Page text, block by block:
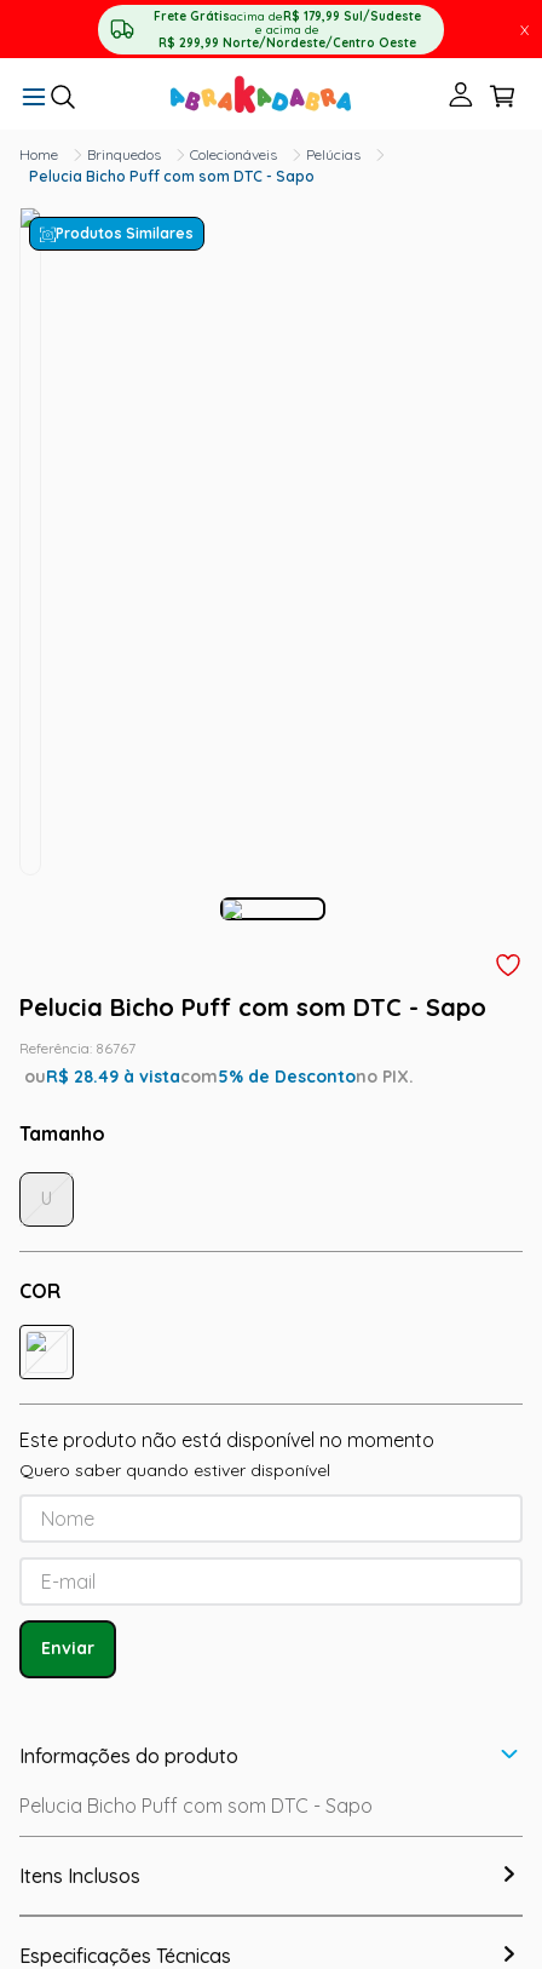
Frete Grátisacima deR$ 179,99 Sul/Sudeste
e acima de
R$ 299,99 Norte/Nordeste/Centro Oeste
X
Brinquedos Colecionáveis
Pelúcias
Pelucia Bicho Puff com som DTC - Sapo
Produtos Similares
Pelucia Bicho Puff com som DTC - Sapo
Referência: 86767
ouR$ 28.49 à vistacom5% de Descontono PIX.
Tamanho
COR
U
Este produto não está disponível no momento
Quero saber quando estiver disponível
Enviar
Informações do produto
Pelucia Bicho Puff com som DTC - Sapo
Itens Inclusos
Especificações Técnicas